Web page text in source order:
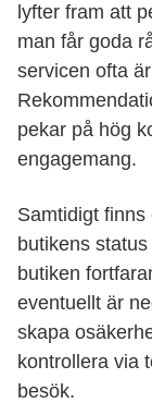
lyfter fram att
man får goda
servicen ofta
pekar på hög
engagemang.
Samtidigt
butikens
butiken
eventuellt är
skapa
kontrollera via
besök.